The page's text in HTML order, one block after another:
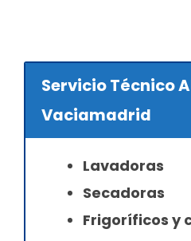
Servicio Técnico
Vaciamadrid
Lavadoras
Secadoras
Frigoríficos y